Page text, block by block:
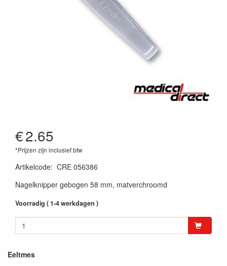
€2.65
*Prijzen zijn inclusief btw
Artikelcode: CRE 056386
Nagelknipper gebogen 58 mm, matverchroomd
Voorradig ( 1-4 werkdagen )
Eeltmes